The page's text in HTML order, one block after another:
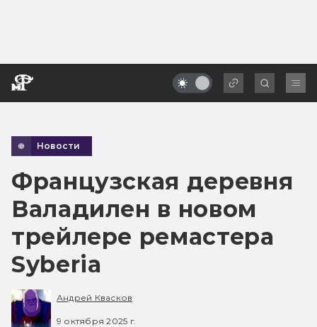
Новости
Французская деревня
Валадилен в новом
трейлере ремастера
Syberia
Андрей Квасков
9 октября 2025 г.